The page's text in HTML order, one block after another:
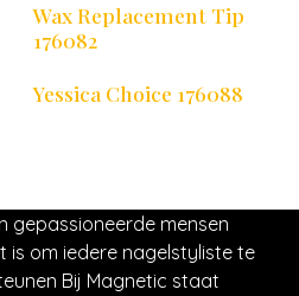
Wax Replacement Tip
176082
Yessica Choice 176088
gepassioneerde mensen
is om iedere nagelstyliste te
Bij Magnetic staat